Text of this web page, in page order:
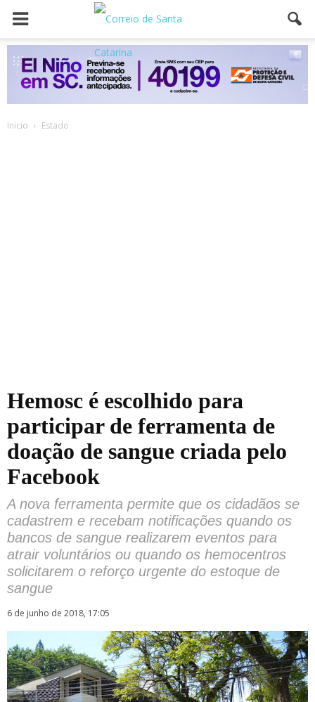
Inicio Estado
Hemosc é escolhido para
participar de ferramenta de
doação de sangue criada pelo
Facebook
A nova ferramenta permite que os cidadãos se
cadastrem e recebam notificações quando os
bancos de sangue realizarem eventos para
atrair voluntários ou quando os hemocentros
solicitarem o reforço urgente do estoque de
sangue
6 de junho de 2018, 17:05